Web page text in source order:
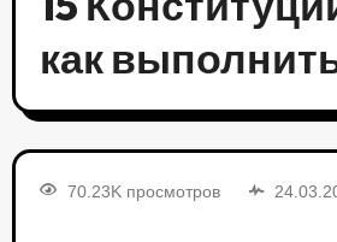
как
70.23K просмотров